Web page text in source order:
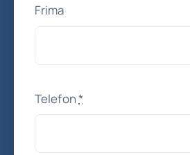
Frima
Telefon*